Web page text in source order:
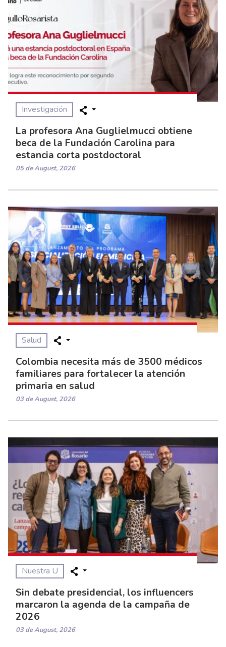
Investigación
La profesora Ana Guglielmucci obtiene
beca de la Fundación Carolina para
estancia corta postdoctoral
05 de August, 2026
Salud
Colombia necesita más de 3500 médicos
familiares para fortalecer la atención
primaria en salud
03 de August, 2026
Nuestra U
Sin debate presidencial, los influencers
marcaron la agenda de la campaña de
2026
03 de August, 2026